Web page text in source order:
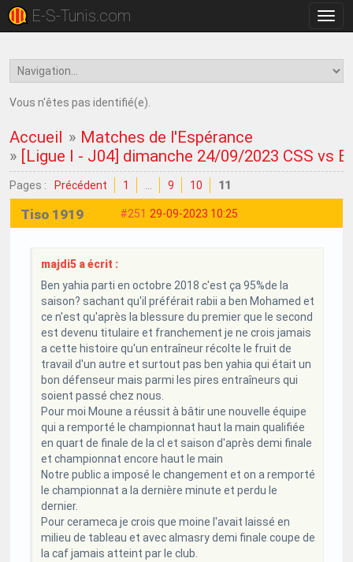
la
E-S-Tunis.com
Vous n'êtes pas identifié(e).
Accueil » Matches de l'Espérance
» [Ligue I - J04] dimanche 24/09/2023 CSS vs
Pages : Précédent 1 9 10 11
#251 29-09-2023 10:25
Tiso 1919
majdi5 a écrit :
Ben yahia parti en octobre 2018 c'est ça 95%de la
saison? sachant qu'il préférait rabii a ben Mohamed et
ce n'est qu'après la blessure du premier que le second
est devenu titulaire et franchement je ne crois jamais
a cette histoire qu'un entraîneur récolte le fruit de
travail d'un autre et surtout pas ben yahia qui était un
bon défenseur mais parmi les pires entraîneurs qui
soient passé chez nous.
Pour moi Moune a réussit à bâtir une nouvelle équipe
qui a remporté le championnat haut la main qualifiée
en quart de finale de la cl et saison d'après demi finale
et championnat encore haut le main
Notre public a imposé le changement et on a remporté
le championnat a la dernière minute et perdu le
dernier.
Pour cerameca je crois que moine l'avait laissé en
milieu de tableau et avec almasry demi finale coupe de
la caf jamais atteint par le club.